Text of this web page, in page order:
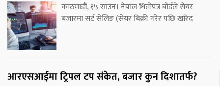
काठमाडौं, १५ साउन। नेपाल धितोपत्र बोर्डले सेयर
बजारमा सर्ट सेलिङ (सेयर बिक्री गरेर पछि खरिद
आरएसआईमा ट्रिपल टप संकेत, बजार कुन दिशातर्फ?